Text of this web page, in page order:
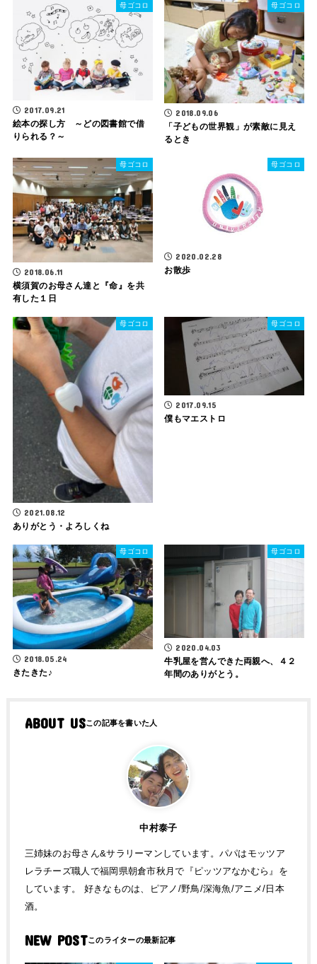
母ゴコロ
2017.09.21
絵本の探し方 ～どの図書館で借
りられる？～
母ゴコロ
2018.09.06
「子どもの世界観」が素敵に見え
るとき
母ゴコロ
2018.06.11
横須賀のお母さん達と『命』を共
有した１日
母ゴコロ
2020.02.28
お散歩
母ゴコロ
2021.08.12
ありがとう・よろしくね
母ゴコロ
2017.09.15
僕もマエストロ
母ゴコロ
2018.05.24
きたきた♪
母ゴコロ
2020.04.03
牛乳屋を営んできた両親へ、４２
年間のありがとう。
ABOUT US
中村泰子
三姉妹のお母さん&サラリーマンしています。パパはモッツア
レラチーズ職人で福岡県朝倉市秋月で『ピッツアなかむら』を
しています。 好きなものは、ピアノ/野鳥/深海魚/アニメ/日本
酒。
NEW POST